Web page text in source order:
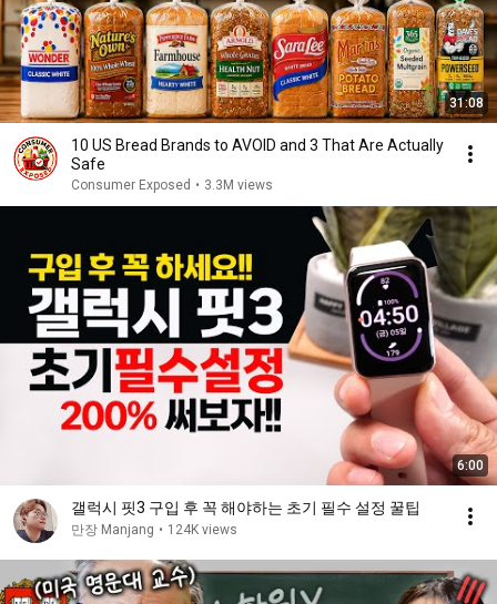
31:08
10 US Bread Brands to AVOID and 3 That Are Actually
Safe
Consumer Exposed • 3.3M views
6:00
갤럭시 핏3 구입 후 꼭 해야하는 초기 필수 설정 꿀팁
만장 Manjang • 124K views